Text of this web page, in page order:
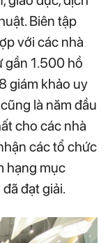
Biên tập
với các nhà
gần 1.500 hồ
giám khảo uy
là năm đầu
cho các nhà
các tổ chức
hạng mục
đạt giải.